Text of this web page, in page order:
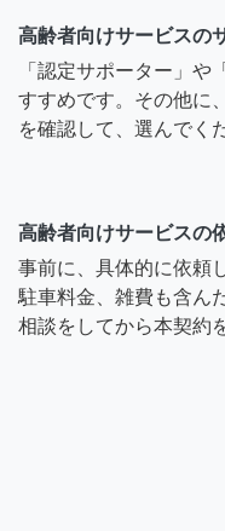
高齢者向けサービスの
「認定サポーター」
すすめです。その他に
を確認して、選んでく
高齢者向けサービスの
事前に、具体的に依頼
駐車料金、雑費も含ん
相談をしてから本契約